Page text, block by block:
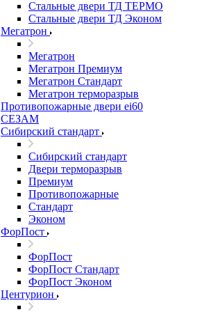
Стальные двери ТД ТЕРМО
Стальные двери ТД Эконом
Мегатрон
Мегатрон
Мегатрон Премиум
Мегатрон Стандарт
Мегатрон терморазрыв
Противопожарные двери ei60
СЕЗАМ
Сибирский стандарт
Сибирский стандарт
Двери терморазрыв
Премиум
Противопожарные
Стандарт
Эконом
ФорПост
ФорПост
ФорПост Стандарт
ФорПост Эконом
Центурион